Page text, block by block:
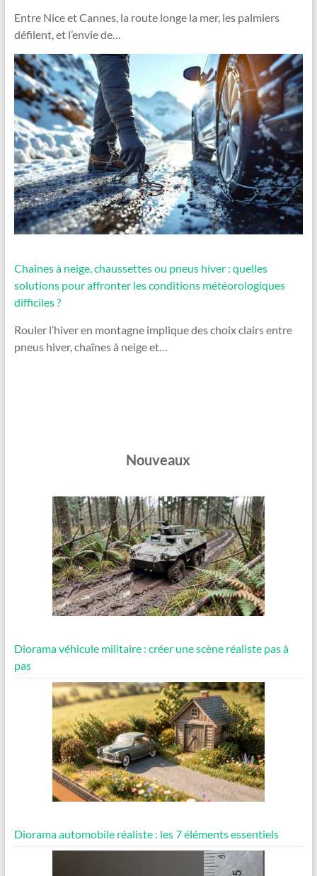
Entre Nice et Cannes, la route longe la mer, les palmiers
défilent, et l’envie de…
Chaînes à neige, chaussettes ou pneus hiver : quelles
solutions pour affronter les conditions météorologiques
difficiles ?
Rouler l’hiver en montagne implique des choix clairs entre
pneus hiver, chaînes à neige et…
Nouveaux
Diorama véhicule militaire : créer une scène réaliste pas à
pas
Diorama automobile réaliste : les 7 éléments essentiels